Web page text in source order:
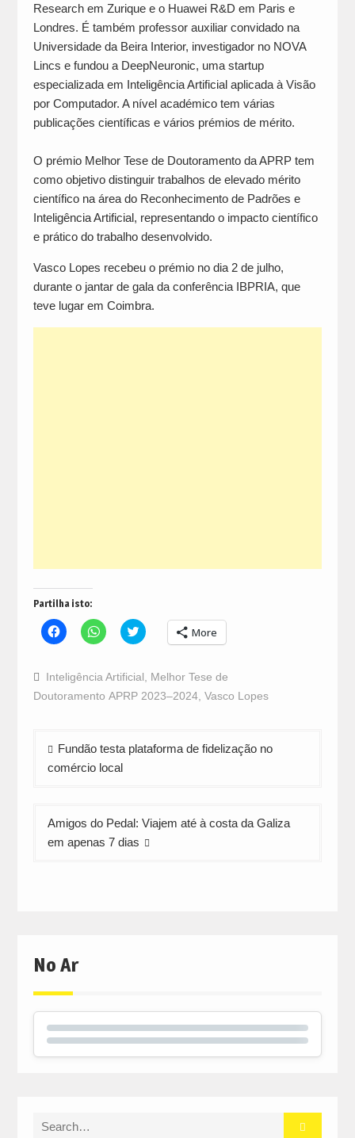
Research em Zurique e o Huawei R&D em Paris e
Londres. É também professor auxiliar convidado na
Universidade da Beira Interior, investigador no NOVA
Lincs e fundou a DeepNeuronic, uma startup
especializada em Inteligência Artificial aplicada à Visão
por Computador. A nível académico tem várias
publicações científicas e vários prémios de mérito.
O prémio Melhor Tese de Doutoramento da APRP tem
como objetivo distinguir trabalhos de elevado mérito
científico na área do Reconhecimento de Padrões e
Inteligência Artificial, representando o impacto científico
e prático do trabalho desenvolvido.
Vasco Lopes recebeu o prémio no dia 2 de julho,
durante o jantar de gala da conferência IBPRIA, que
teve lugar em Coimbra.
Partilha isto:
Click
to
Facebook
(Opens
new
Click
to
WhatsApp
(Opens
new
Click
to
Twitter
(Opens
in
new
More
Inteligência Artificial
Melhor Tese de
Doutoramento APRP 2023–2024, Vasco Lopes
Navegação
de
Fundão testa plataforma de fidelização no
comércio local
Amigos do Pedal: Viajem até à costa da Galiza
em apenas 7 dias
No Ar
Search